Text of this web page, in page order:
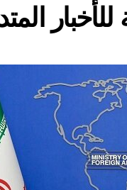
للأخبار